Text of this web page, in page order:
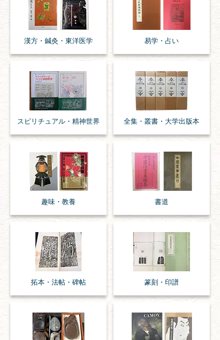
漢方・ 鍼灸・ 東洋医学 易学・ 占い
スピリチュアル・ 精神世界 全集・ 叢書・ 大学出版本
趣味・ 教養 書道
拓本・法帖・ 碑帖 篆刻・印譜